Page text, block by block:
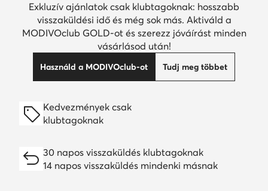
Exkluzív ajánlatok csak klubtagoknak: hosszabb
visszaküldési idő és még sok más. Aktiváld a
MODIVOclub GOLD-ot és szerezz jóváírást minden
vásárlásod után!
Használd a MODIVOclub-ot Tudj meg többet
Kedvezmények csak
klubtagoknak
30 napos visszaküldés klubtagoknak
14 napos visszaküldés mindenki másnak